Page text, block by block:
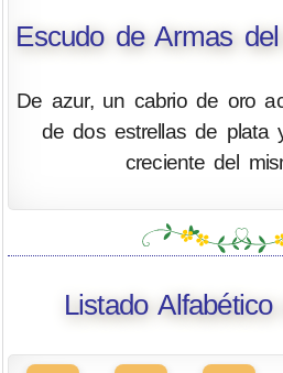
Escudo de Armas
De azur, un cabrio de oro
de dos estrellas de
creciente del
Listado